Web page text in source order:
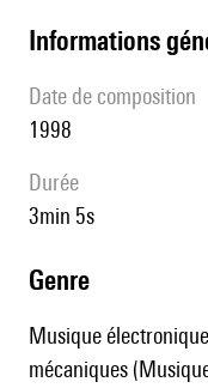
informations
date de composition
1998
durée
3min 5s
genre
Musique
mécaniques